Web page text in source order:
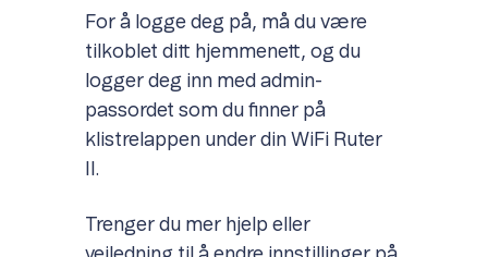
For å logge deg på, må du være
tilkoblet ditt hjemmenett, og du
logger deg inn med admin-
passordet som du finner på
klistrelappen under din WiFi Ruter
II.
Trenger du mer hjelp eller